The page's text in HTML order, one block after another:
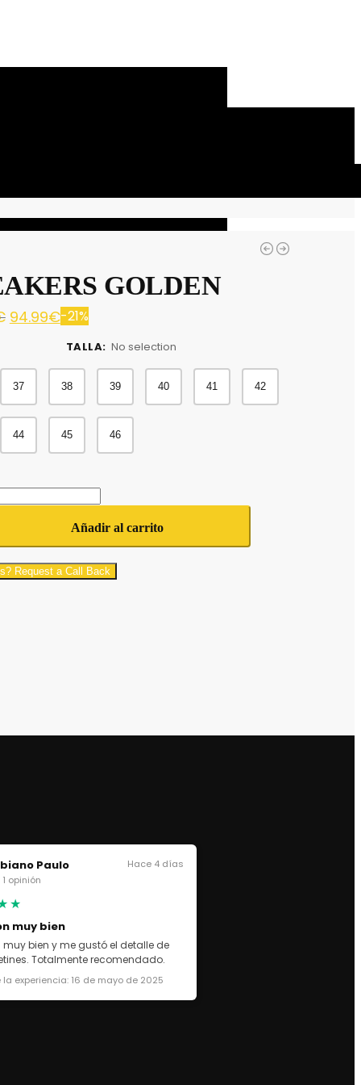
GOLDEN
94.99€-21%
TALLA: No selection
37 38 39 40 41 42
44 45 46
Añadir al carrito
Request a Call Back
Paulo
1 opinión
Hace 4 días
muy bien
muy bien y me gustó el detalle de
Totalmente recomendado.
la experiencia: 16 de mayo de 2025